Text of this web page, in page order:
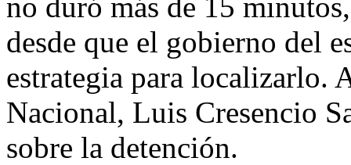
desde que el gobierno del
estrategia para localizarlo.
Nacional, Luis Cresencio
sobre la detención.